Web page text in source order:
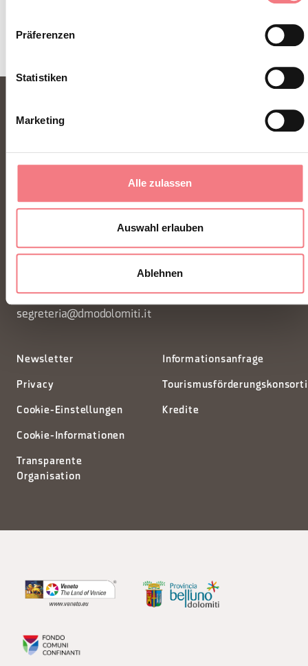
Präferenzen
Statistiken
Marketing
Alle zulassen
Auswahl erlauben
Ablehnen
FONDAZIONE DMO DOLOMITI BELLUNESI
Piazza Santo Stefano 15/17
segreteria@dmodolomiti.it
Newsletter
Privacy
Cookie-Einstellungen
Cookie-Informationen
Transparente
Organisation
Informationsanfrage
Kredite